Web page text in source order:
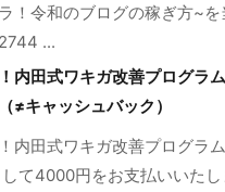
！令和のブログの稼ぎ方~
...
内田式ワキガ改善プログ
≠キャッシュバック）
内田式ワキガ改善プログラ
て4000円をお支払いいた